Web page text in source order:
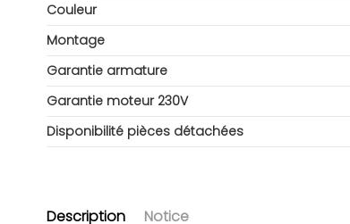
Couleur
Montage
Garantie armature
Garantie moteur 230V
Disponibilité pièces détachées
Description Notice